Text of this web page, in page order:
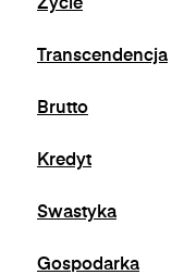
naciśniecie
Życie
Transcendencja
Brutto
Kredyt
Swastyka
Gospodarka